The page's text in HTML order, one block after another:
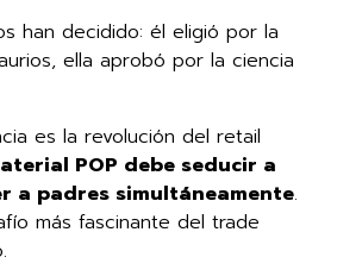
han decidido: él eligió por la
ella aprobó por la ciencia
es la revolución del retail
POP debe seducir a
a padres simultáneamente.
más fascinante del trade